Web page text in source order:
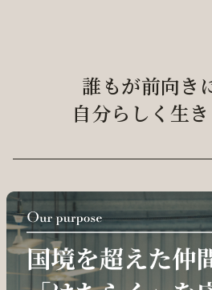
誰もが前向き
自分らしく生